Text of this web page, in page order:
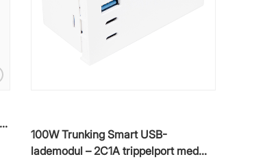
100W Trunking Smart USB-
lademodul – 2C1A trippelport med